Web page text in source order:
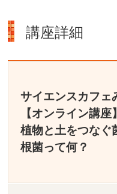
講座詳細
サイエンスカフェ
【オンライン講座】
植物と土をつな
根菌って何？